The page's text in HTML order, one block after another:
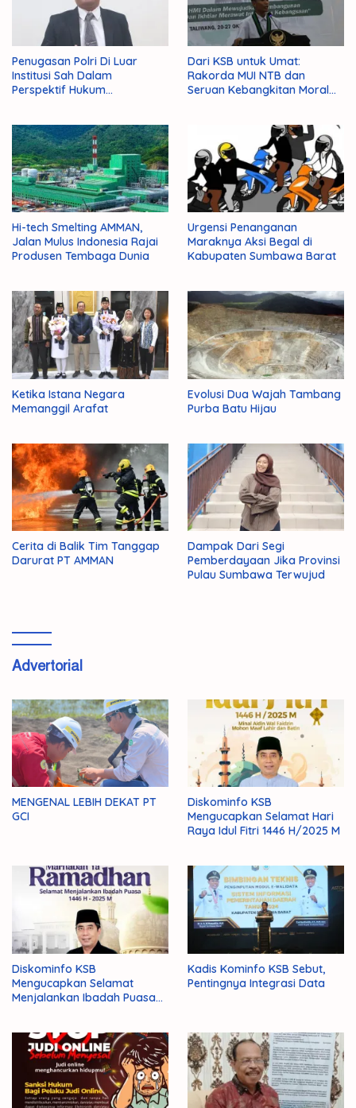
Penugasan Polri Di Luar
Institusi Sah Dalam
Perspektif Hukum
Dari KSB untuk Umat:
Rakorda MUI NTB dan
Seruan Kebangkitan Moral
Hi-tech Smelting AMMAN,
Jalan Mulus Indonesia Rajai
Produsen Tembaga Dunia
Urgensi Penanganan
Maraknya Aksi Begal di
Kabupaten Sumbawa Barat
Ketika Istana Negara
Memanggil Arafat
Evolusi Dua Wajah Tambang
Purba Batu Hijau
Cerita di Balik Tim Tanggap
Darurat PT AMMAN
Dampak Dari Segi
Pemberdayaan Jika Provinsi
Pulau Sumbawa Terwujud
Advertorial
MENGENAL LEBIH DEKAT PT
GCI
Diskominfo KSB
Mengucapkan Selamat Hari
Raya Idul Fitri 1446 H/2025 M
Diskominfo KSB
Mengucapkan Selamat
Menjalankan Ibadah Puasa
Kadis Kominfo KSB Sebut,
Pentingnya Integrasi Data